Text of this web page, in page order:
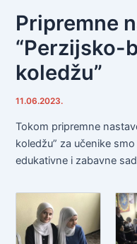
Pripremne
“Perzijsko-
koledžu”
11.06.2023.
Tokom pripremne
koledžu” za učenike
edukativne i zabavne